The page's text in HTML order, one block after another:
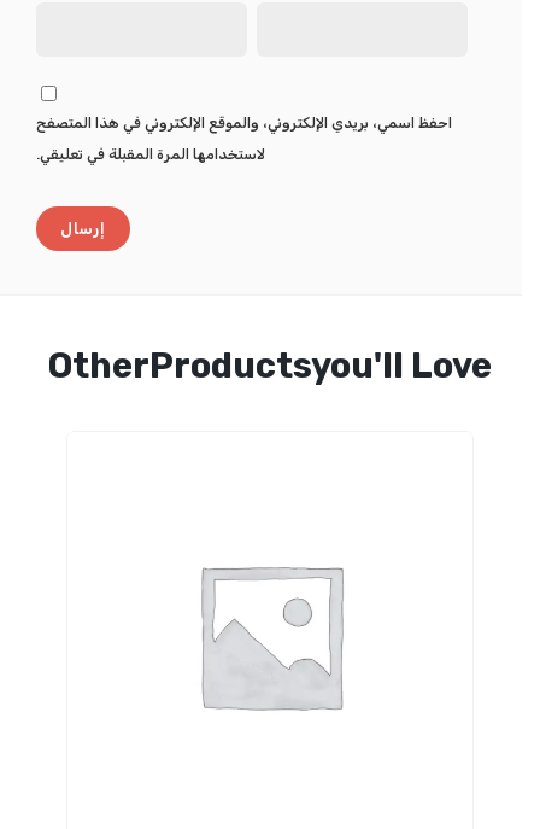
احفظ اسمي، بريدي الإلكتروني، والموقع الإلكتروني في هذا المتصفح
لاستخدامها المرة المقبلة في تعليقي.
OtherProductsyou'll Love